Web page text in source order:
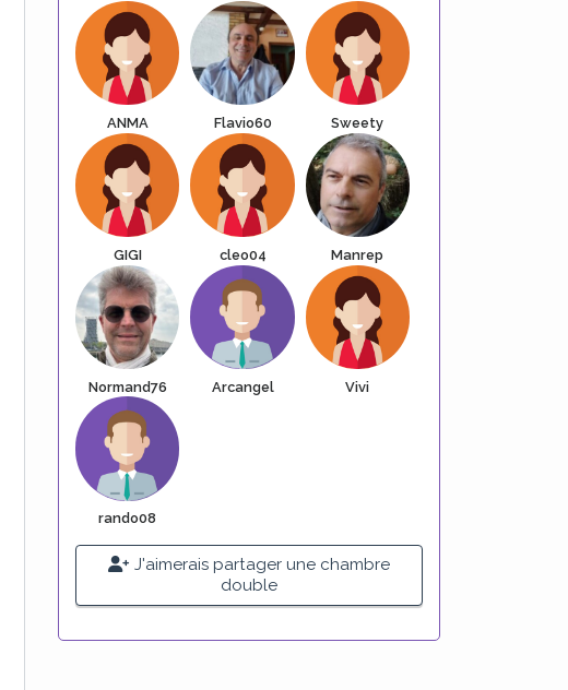
ANMA Flavio60 Sweety
GIGI cleo04 Manrep
Normand76 Arcangel Vivi
rando08
J'aimerais partager une chambre
double